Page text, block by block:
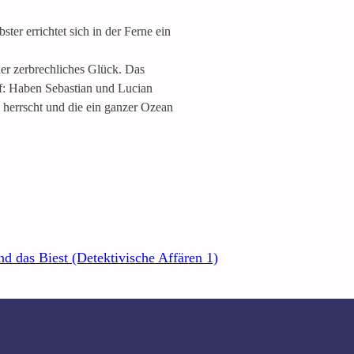
errichtet sich in der Ferne ein
zerbrechliches Glück. Das
Haben Sebastian und Lucian
und die ein ganzer Ozean
das Biest (Detektivische Affären 1)